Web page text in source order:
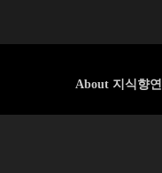
About 지식향연